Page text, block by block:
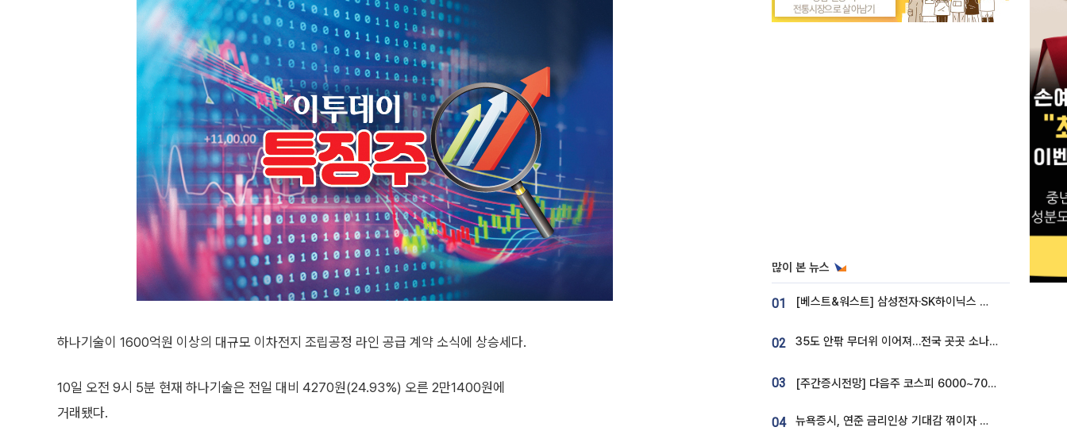
하나기술이 1600억원 이상의 대규모 이차전지 조립공정 라인 공급 계약 소식에 상승세다.
10일 오전 9시 5분 현재 하나기술은 전일 대비 4270원(24.93%) 오른 2만1400원에
거래됐다.
많이 본 뉴스
01 [베스트&워스트] 삼성전자·SK하이닉스 밀린 한 주…상상인증권은 85% 급등
02 35도 안팎 무더위 이어져…전국 곳곳 소나기 [오늘 날씨]
03 [주간증시전망] 다음주 코스피 6000~7000⋯“外人 수급은 정책이 변수”
04 뉴욕증시, 연준 금리인상 기대감 꺾이자 상승...S&P500 사상 최고치 [종합]